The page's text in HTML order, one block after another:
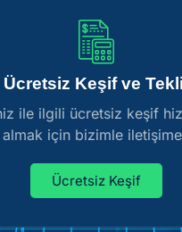
Ücretsiz Keşif ve
ile ilgili ücretsiz keşif
için bizimle
Ücretsiz Keşif